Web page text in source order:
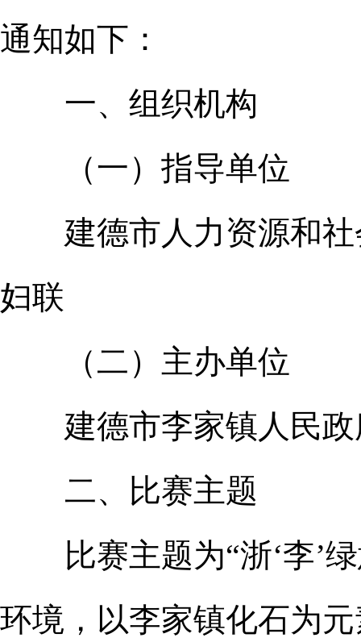
通知如下：
一、组织机构
（一）指导单位
建德市人力资源和社
妇联
（二）主办单位
建德市李家镇人民政
二、比赛主题
比赛主题为“浙‘李’绿
环境，以李家镇化石为